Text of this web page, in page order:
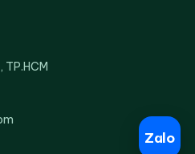
TP.HCM
Zalo